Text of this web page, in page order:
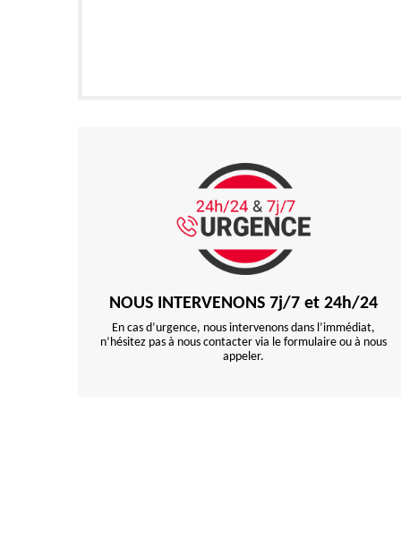
NOUS INTERVENONS 7j/7 et 24h/24
En cas d’urgence, nous intervenons dans l’immédiat,
n’hésitez pas à nous contacter via le formulaire ou à nous
appeler.